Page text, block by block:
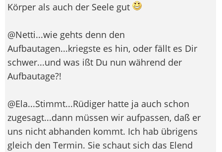
Körper als auch der Seele gut
@Netti...wie gehts denn den
Aufbautagen...kriegste es hin, oder fällt es Dir
schwer...und was ißt Du nun während der
Aufbautage?!
@Ela...Stimmt...Rüdiger hatte ja auch schon
zugesagt...dann müssen wir aufpassen, daß er
uns nicht abhanden kommt. Ich hab übrigens
gleich den Termin. Sie schaut sich das Elend